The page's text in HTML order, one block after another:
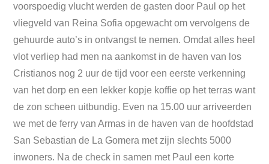
voorspoedig vlucht werden de gasten door Paul op het
vliegveld van Reina Sofia opgewacht om vervolgens de
gehuurde auto’s in ontvangst te nemen. Omdat alles heel
vlot verliep had men na aankomst in de haven van los
Cristianos nog 2 uur de tijd voor een eerste verkenning
van het dorp en een lekker kopje koffie op het terras want
de zon scheen uitbundig. Even na 15.00 uur arriveerden
we met de ferry van Armas in de haven van de hoofdstad
San Sebastian de La Gomera met zijn slechts 5000
inwoners. Na de check in samen met Paul een korte